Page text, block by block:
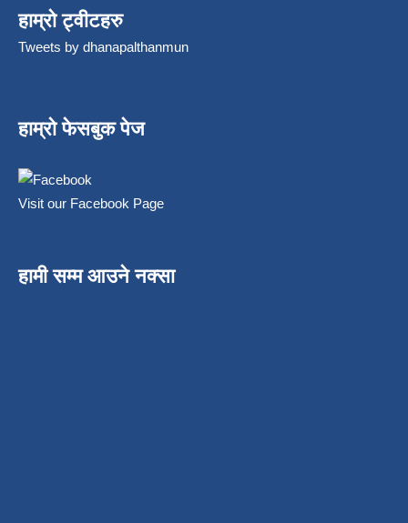
हाम्रो ट्वीटहरु
Tweets by dhanapalthanmun
हाम्रो फेसबुक पेज
Visit our Facebook Page
हामी सम्म आउने नक्सा